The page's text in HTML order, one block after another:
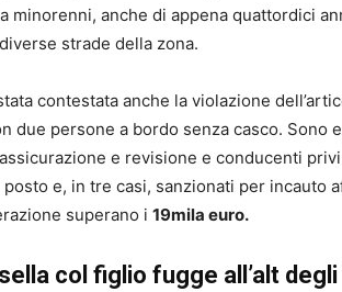
minorenni, anche di appena quattordici
strade della zona.
contestata anche la violazione
due persone a bordo senza casco.
e revisione e conducenti
e, in tre casi, sanzionati per incauto
superano i 19mila euro.
col figlio fugge all’alt